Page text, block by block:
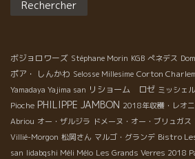
ボジョロワーズ Stéphane Morin KGB ぺネデス
ポア・ しんかわ Selosse Millesime Corton
Yamadaya Yajima san リショーム ロゼ ミッシェ
Pioche PHILIPPE JAMBON 2018年収穫・レオ
Abriou オー・ザルジラ ドメーヌ・オー・ブリュガス
Villié-Morgon 松岡さん マルゴ・グランデ Bistro
san Iidabqshi Méli Mélo Les Grands Verres 2018